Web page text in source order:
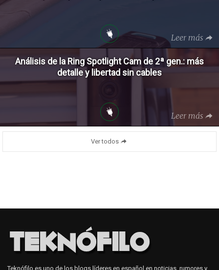
Leer más
Análisis de la Ring Spotlight Cam de 2ª gen.: más
detalle y libertad sin cables
Leer más
Ver todos
Teknófilo es uno de los blogs líderes en español en noticias, rumores y